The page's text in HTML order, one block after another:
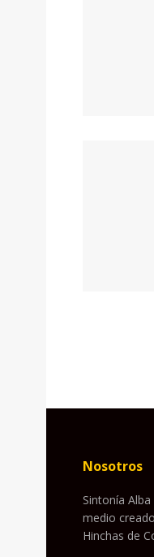
Nosotros
Sintonía
medio
Hinchas de